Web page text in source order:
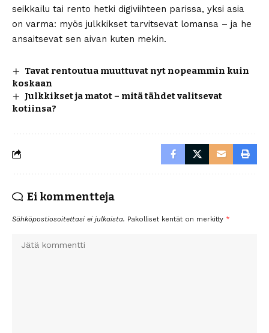
seikkailu tai rento hetki digiviihteen parissa, yksi asia
on varma: myös julkkikset tarvitsevat lomansa – ja he
ansaitsevat sen aivan kuten mekin.
Tavat rentoutua muuttuvat nyt nopeammin kuin
koskaan
Julkkikset ja matot – mitä tähdet valitsevat
kotiinsa?
Ei kommentteja
Sähköpostiosoitettasi ei julkaista. Pakolliset kentät on merkitty *